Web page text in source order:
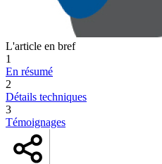
L'article en bref
1
En résumé
2
Détails techniques
3
Témoignages